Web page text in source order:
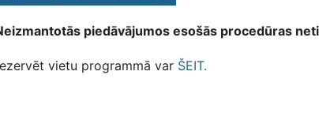
piedāvājumos esošās procedūras
vietu programmā var ŠEIT.